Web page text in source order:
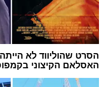
הסרט שהוליווד לא
האסלאם הקיצוני